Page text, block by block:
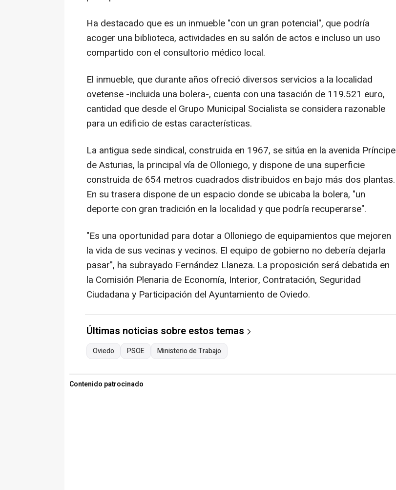
Ha destacado que es un inmueble "con un gran potencial", que podría
acoger una biblioteca, actividades en su salón de actos e incluso un uso
compartido con el consultorio médico local.
El inmueble, que durante años ofreció diversos servicios a la localidad
ovetense -incluida una bolera-, cuenta con una tasación de 119.521 euro,
cantidad que desde el Grupo Municipal Socialista se considera razonable
para un edificio de estas características.
La antigua sede sindical, construida en 1967, se sitúa en la avenida Príncipe
de Asturias, la principal vía de Olloniego, y dispone de una superficie
construida de 654 metros cuadrados distribuidos en bajo más dos plantas.
En su trasera dispone de un espacio donde se ubicaba la bolera, "un
deporte con gran tradición en la localidad y que podría recuperarse".
"Es una oportunidad para dotar a Olloniego de equipamientos que mejoren
la vida de sus vecinas y vecinos. El equipo de gobierno no debería dejarla
pasar", ha subrayado Fernández Llaneza. La proposición será debatida en
la Comisión Plenaria de Economía, Interior, Contratación, Seguridad
Ciudadana y Participación del Ayuntamiento de Oviedo.
Últimas noticias sobre estos temas
Oviedo PSOE Ministerio de Trabajo
Contenido patrocinado